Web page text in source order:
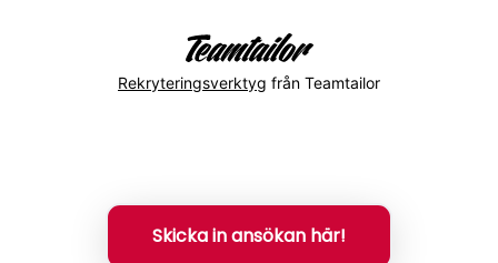
Skicka in ansökan här!
Rekryteringsverktyg från Teamtailor